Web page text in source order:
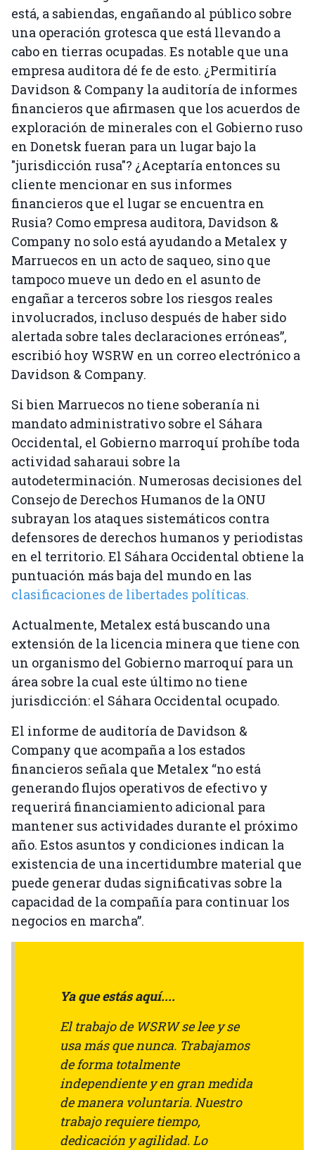
está, a sabiendas, engañando al público sobre
una operación grotesca que está llevando a
cabo en tierras ocupadas. Es notable que una
empresa auditora dé fe de esto. ¿Permitiría
Davidson & Company la auditoría de informes
financieros que afirmasen que los acuerdos de
exploración de minerales con el Gobierno ruso
en Donetsk fueran para un lugar bajo la
"jurisdicción rusa"? ¿Aceptaría entonces su
cliente mencionar en sus informes
financieros que el lugar se encuentra en
Rusia? Como empresa auditora, Davidson &
Company no solo está ayudando a Metalex y
Marruecos en un acto de saqueo, sino que
tampoco mueve un dedo en el asunto de
engañar a terceros sobre los riesgos reales
involucrados, incluso después de haber sido
alertada sobre tales declaraciones erróneas”,
escribió hoy WSRW en un correo electrónico a
Davidson & Company.
Si bien Marruecos no tiene soberanía ni
mandato administrativo sobre el Sáhara
Occidental, el Gobierno marroquí prohíbe toda
actividad saharaui sobre la
autodeterminación. Numerosas decisiones del
Consejo de Derechos Humanos de la ONU
subrayan los ataques sistemáticos contra
defensores de derechos humanos y periodistas
en el territorio. El Sáhara Occidental obtiene la
puntuación más baja del mundo en las
clasificaciones de libertades políticas.
Actualmente, Metalex está buscando una
extensión de la licencia minera que tiene con
un organismo del Gobierno marroquí para un
área sobre la cual este último no tiene
jurisdicción: el Sáhara Occidental ocupado.
El informe de auditoría de Davidson &
Company que acompaña a los estados
financieros señala que Metalex “no está
generando flujos operativos de efectivo y
requerirá financiamiento adicional para
mantener sus actividades durante el próximo
año. Estos asuntos y condiciones indican la
existencia de una incertidumbre material que
puede generar dudas significativas sobre la
capacidad de la compañía para continuar los
negocios en marcha”.
Ya que estás aquí....
El trabajo de WSRW se lee y se
usa más que nunca. Trabajamos
de forma totalmente
independiente y en gran medida
de manera voluntaria. Nuestro
trabajo requiere tiempo,
dedicación y agilidad. Lo